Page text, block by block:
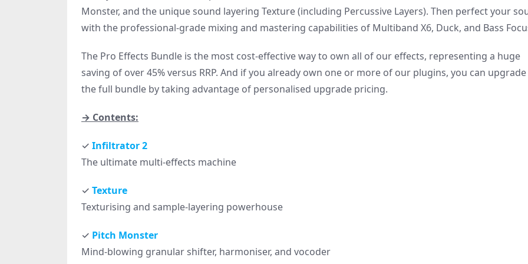
Monster, and the unique sound layering Texture (including Percussive Layers). Then perfect your
with the professional-grade mixing and mastering capabilities of Multiband X6, Duck, and Bass
The Pro Effects Bundle is the most cost-effective way to own all of our effects, representing a huge
saving of over 45% versus RRP. And if you already own one or more of our plugins, you can
the full bundle by taking advantage of personalised upgrade pricing.
→ Contents:
✓ Infiltrator 2
The ultimate multi-effects machine
✓ Texture
Texturising and sample-layering powerhouse
✓ Pitch Monster
Mind-blowing granular shifter, harmoniser, and vocoder